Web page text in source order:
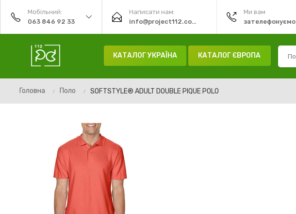
Мобільний:
063 846 92 33
Написати нам:
info@project112.com.ua
Ми вам
зателефонуємо
КАТАЛОГ УКРАЇНА КАТАЛОГ ЄВРОПА
Головна Поло SOFTSTYLE® ADULT DOUBLE PIQUE POLO